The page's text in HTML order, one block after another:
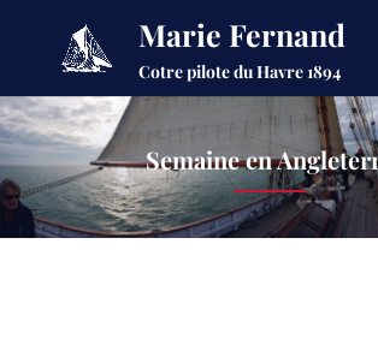
Marie Fernand
Cotre pilote du Havre 1894
Semaine en